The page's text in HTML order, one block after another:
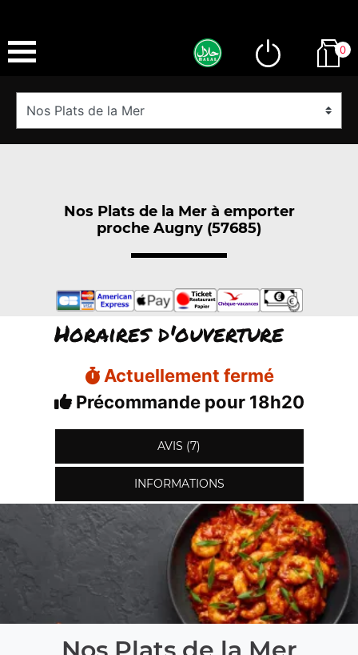
0
Nos Plats de la Mer à emporter
proche Augny (57685)
Horaires d'ouverture
Actuellement fermé
Précommande pour 18h20
AVIS (7)
INFORMATIONS